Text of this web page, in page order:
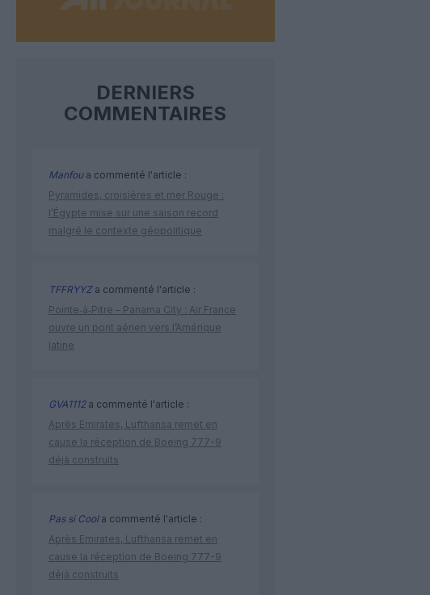
DERNIERS
COMMENTAIRES
Manfoua commenté l'article :
Pyramides, croisières et mer Rouge :
l’Égypte mise sur une saison record
malgré le contexte géopolitique
TFFRYYZa commenté l'article :
Pointe‑à‑Pitre – Panama City : Air France
ouvre un pont aérien vers l’Amérique
latine
GVA1112a commenté l'article :
Après Emirates, Lufthansa remet en
cause la réception de Boeing 777-9
déjà construits
Pas si Coola commenté l'article :
Après Emirates, Lufthansa remet en
cause la réception de Boeing 777-9
déjà construits